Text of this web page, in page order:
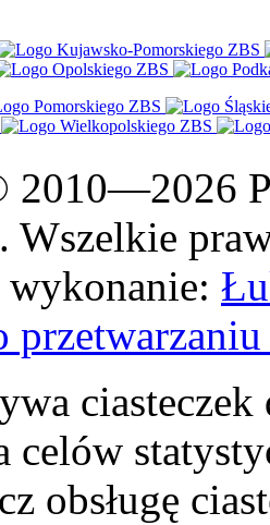
2010—2026
Wszelkie
obsługę